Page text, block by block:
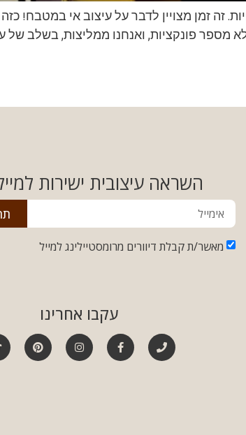
זה זמן מצויין לדבר על עיצוב אי במטבח!
פונקציות, ואנחנו ממליצות, בשלב של
השראה עיצובית ישירות
מאשר/ת קבלת דיוורים מרומסטיילינג למייל
עקבו אחרינו